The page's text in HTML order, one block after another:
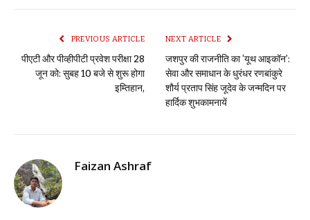
PREVIOUS ARTICLE
पीएटी और पीव्हीपीटी प्रवेश परीक्षा 28
जून को: सुबह 10 बजे से शुरू होगा
इम्तिहान,
NEXT ARTICLE
जशपुर की राजनीति का ‘यूथ आइकॉन’:
सेवा और समाधान के धुरंधर रणबांकुरे
शौर्य प्रताप सिंह जूदेव के जन्मदिन पर
हार्दिक शुभकामनायें
Faizan Ashraf